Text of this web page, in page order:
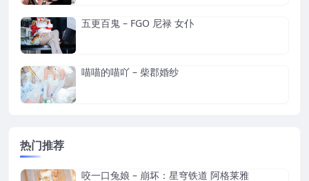
五更百鬼 – FGO 尼禄 女仆
喵喵的喵吖 – 柴郡婚纱
热门推荐
咬一口兔娘 – 崩坏：星穹铁道 阿格莱雅